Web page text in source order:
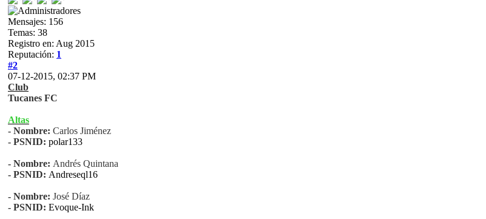
Mensajes: 156
Temas: 38
Registro en: Aug 2015
Reputación: 1
#2
07-12-2015, 02:37 PM
Club
Tucanes FC
Altas
- Nombre: Carlos Jiménez
- PSNID: polar133
- Nombre: Andrés Quintana
- PSNID: Andreseql16
- Nombre: José Díaz
- PSNID: Evoque-Ink